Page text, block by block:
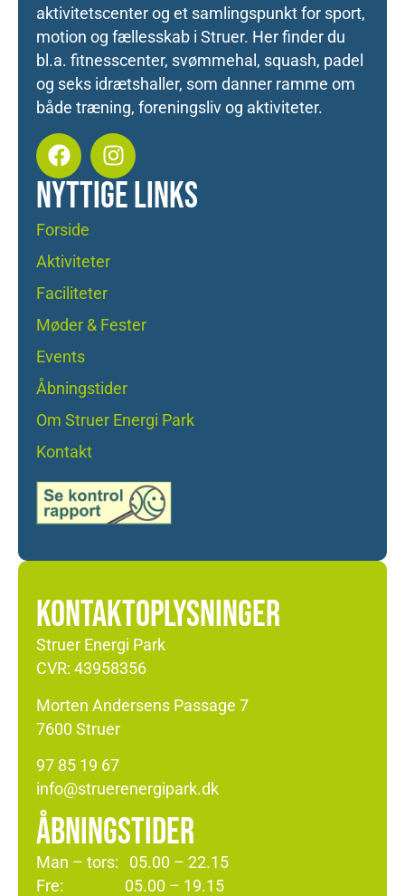
aktivitetscenter og et samlingspunkt for sport,
motion og fællesskab i Struer. Her finder du
bl.a. fitnesscenter, svømmehal, squash, padel
og seks idrætshaller, som danner ramme om
både træning, foreningsliv og aktiviteter.
NYTTIGE LINKS
Forside
Aktiviteter
Faciliteter
Møder & Fester
Events
Åbningstider
Om Struer Energi Park
Kontakt
KONTAKTOPLYSNINGER
Struer Energi Park
CVR: 43958356
Morten Andersens Passage 7
7600 Struer
97 85 19 67
info@struerenergipark.dk
ÅBNINGSTIDER
Man – tors: 05.00 – 22.15
Fre: 05.00 – 19.15